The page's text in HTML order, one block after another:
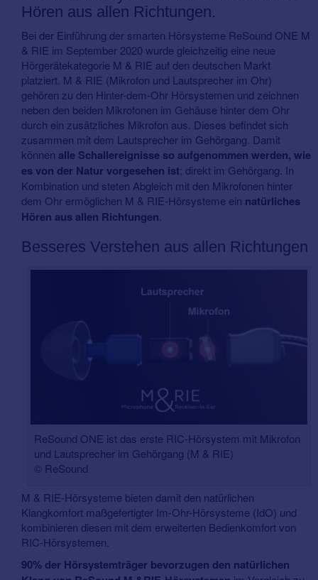
Hören aus allen Richtungen.
Bei der Einführung der smarten Hörsysteme ReSound ONE M
& RIE im September 2020 wurde gleichzeitig eine neue
Hörgerätekategorie M & RIE auf den deutschen Markt
platziert. M & RIE (Mikrofon und Lautsprecher im Ohr)
gehören zu den Hinter-dem-Ohr Hörsystemen und zeichnen
neben den beiden Mikrofonen im Gehäuse hinter dem Ohr
durch ein zusätzliches Mikrofon aus. Dieses befindet sich
zusammen mit dem Lautsprecher im Gehörgang. Damit
können alle Schallereignisse so aufgenommen werden, wie
es von der Natur vorgesehen ist; direkt im Gehörgang. In
Kombination und steten Abgleich mit den Mikrofonen hinter
dem Ohr ermöglichen M & RIE-Hörsysteme ein natürliches
Hören aus allen Richtungen
Besseres Verstehen aus allen Richtungen
ReSound ONE ist das erste RIC-Hörsystem mit Mikrofon
und Lautsprecher im Gehörgang (M & RIE)
© ReSound
M & RIE-Hörsysteme bieten damit den natürlichen
Klangkomfort maßgefertigter Im-Ohr-Hörsysteme (IdO) und
kombinieren diesen mit dem erweiterten Bedienkomfort von
RIC-Hörsystemen.
90% der Hörsystemträger bevorzugen den natürlichen